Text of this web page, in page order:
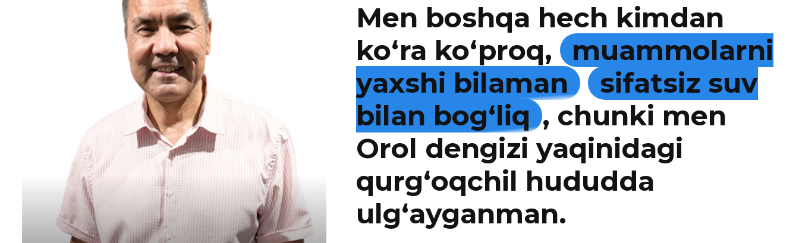
Men boshqa hech kimdan
ko‘ra ko‘proq,
muammolarni
yaxshi bilaman
sifatsiz suv
bilan bog‘liq , chunki men
Orol dengizi yaqinidagi
qurg‘oqchil hududda
ulg‘ayganman.